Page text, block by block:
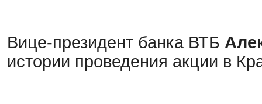
Вице-президент банка ВТБ
истории проведения акции в